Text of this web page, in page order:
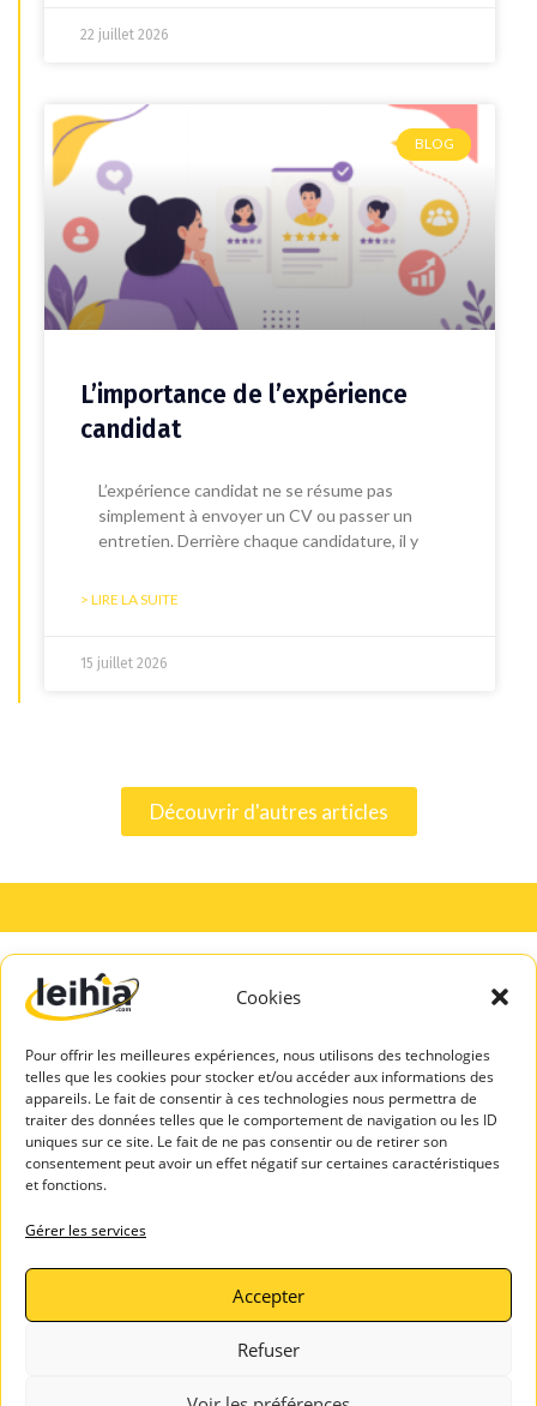
Cookies
Pour offrir les meilleures expériences, nous utilisons des technologies
telles que les cookies pour stocker et/ou accéder aux informations des
appareils. Le fait de consentir à ces technologies nous permettra de
traiter des données telles que le comportement de navigation ou les ID
uniques sur ce site. Le fait de ne pas consentir ou de retirer son
consentement peut avoir un effet négatif sur certaines caractéristiques
et fonctions.
Gérer les services
Accepter
Refuser
22 juillet 2026
BLOG
L’importance de l’expérience
candidat
L’expérience candidat ne se résume pas
simplement à envoyer un CV ou passer un
entretien. Derrière chaque candidature, il y
> LIRE LA SUITE
15 juillet 2026
Découvrir d'autres articles
A PROPOS
Mentions légales
Politique de
confidentialité
Blog Leihia
Espace Candidats
Leihia – Bilan de
compétences
Leihia – Coaching
Contactez-